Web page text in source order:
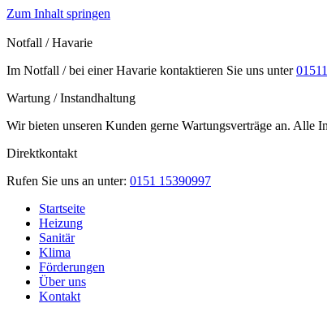
Zum Inhalt springen
Notfall / Havarie
Im Notfall / bei einer Havarie kontaktieren Sie uns unter
Wartung / Instandhaltung
Wir bieten unseren Kunden gerne Wartungsverträge an. Alle
Direktkontakt
Rufen Sie uns an unter: 0151 15390997
Startseite
Heizung
Sanitär
Klima
Förderungen
Über uns
Kontakt